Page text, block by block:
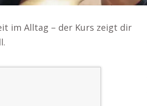
im Alltag – der Kurs zeigt dir